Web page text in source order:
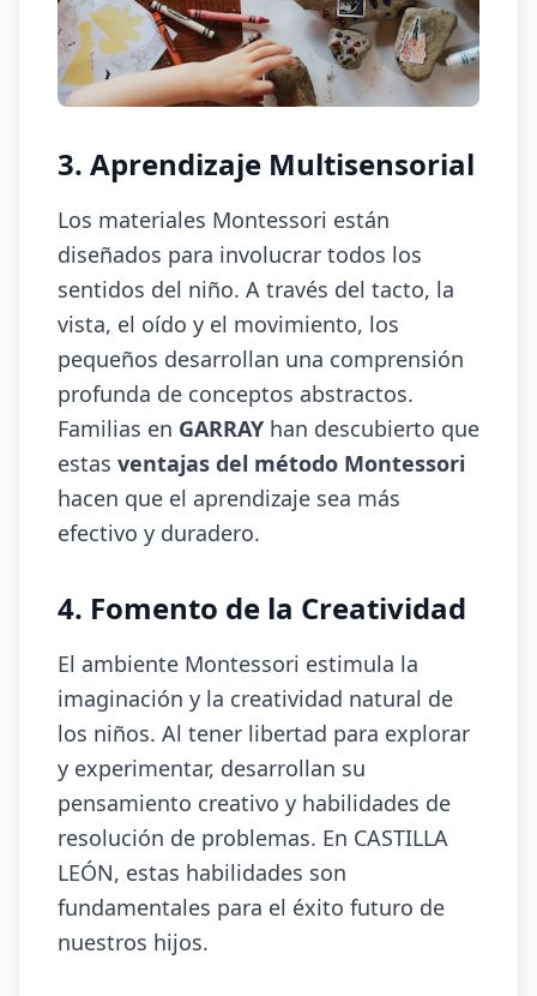
3. Aprendizaje Multisensorial
Los materiales Montessori están
diseñados para involucrar todos los
sentidos del niño. A través del tacto, la
vista, el oído y el movimiento, los
pequeños desarrollan una comprensión
profunda de conceptos abstractos.
Familias en GARRAY han descubierto que
estas ventajas del método Montessori
hacen que el aprendizaje sea más
efectivo y duradero.
4. Fomento de la Creatividad
El ambiente Montessori estimula la
imaginación y la creatividad natural de
los niños. Al tener libertad para explorar
y experimentar, desarrollan su
pensamiento creativo y habilidades de
resolución de problemas. En CASTILLA
LEÓN, estas habilidades son
fundamentales para el éxito futuro de
nuestros hijos.